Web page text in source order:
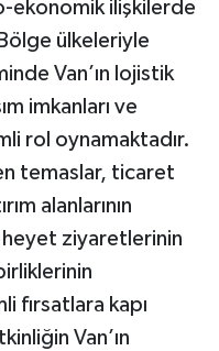
ekonomik ilişkilerde
ülkeleriyle
Van’ın lojistik
imkanları ve
rol oynamaktadır.
temaslar, ticaret
alanlarının
heyet ziyaretlerinin
fırsatlara kapı
Van’ın